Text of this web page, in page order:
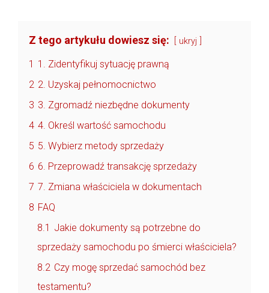
Z tego artykułu dowiesz się: ukryj
1 1. Zidentyfikuj sytuację prawną
2 2. Uzyskaj pełnomocnictwo
3 3. Zgromadź niezbędne dokumenty
4 4. Określ wartość samochodu
5 5. Wybierz metody sprzedaży
6 6. Przeprowadź transakcję sprzedaży
7 7. Zmiana właściciela w dokumentach
8 FAQ
8.1 Jakie dokumenty są potrzebne do
sprzedaży samochodu po śmierci właściciela?
8.2 Czy mogę sprzedać samochód bez
testamentu?